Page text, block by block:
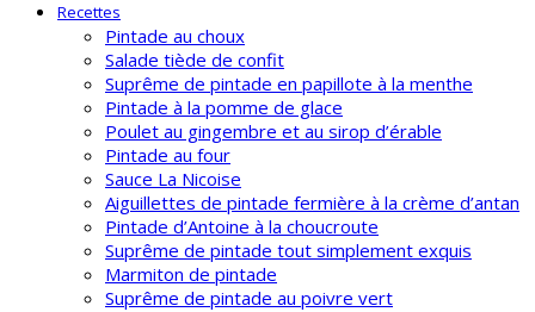
Recettes
Pintade au choux
Salade tiède de confit
Suprême de pintade en papillote à la menthe
Pintade à la pomme de glace
Poulet au gingembre et au sirop d’érable
Pintade au four
Sauce La Nicoise
Aiguillettes de pintade fermière à la crème d’antan
Pintade d’Antoine à la choucroute
Suprême de pintade tout simplement exquis
Marmiton de pintade
Suprême de pintade au poivre vert